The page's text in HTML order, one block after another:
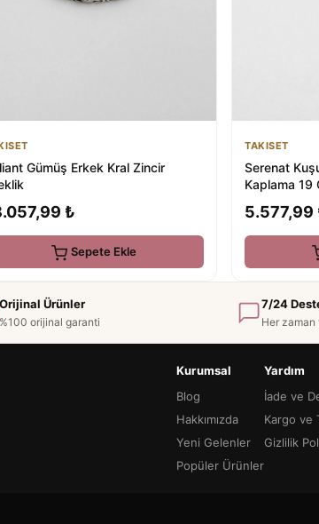
Gümüş Erkek Kral Zincir
₺
Sepete Ekle
TAKISET
Serenat
Kaplama 19
5.577,99
Orijinal Ürünler
%100 orijinal garanti
7/24
Her zaman
Kurumsal
Blog
Hakkımızda
Yeni Gelenler
Popüler Ürünler
Yardım
İade ve
Kargo ve
Gizlilik